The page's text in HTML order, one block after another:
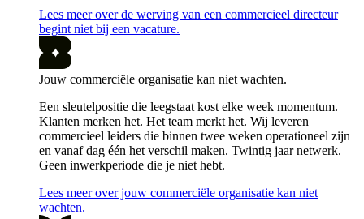
Lees meer over de werving van een commercieel directeur
begint niet bij een vacature.
Jouw commerciële organisatie kan niet wachten.
Een sleutelpositie die leegstaat kost elke week momentum.
Klanten merken het. Het team merkt het. Wij leveren
commercieel leiders die binnen twee weken operationeel zijn
en vanaf dag één het verschil maken. Twintig jaar netwerk.
Geen inwerkperiode die je niet hebt.
Lees meer over jouw commerciële organisatie kan niet
wachten.